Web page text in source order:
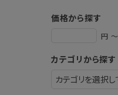
価格から探す
円 ～
カテゴリから探す